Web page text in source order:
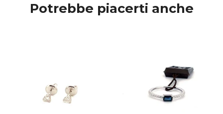
Potrebbe piacerti anche